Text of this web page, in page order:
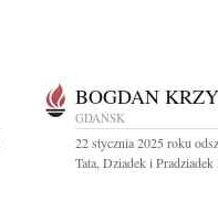
BOGDAN
GDAŃSK
22 stycznia 2025 roku
Tata, Dziadek i